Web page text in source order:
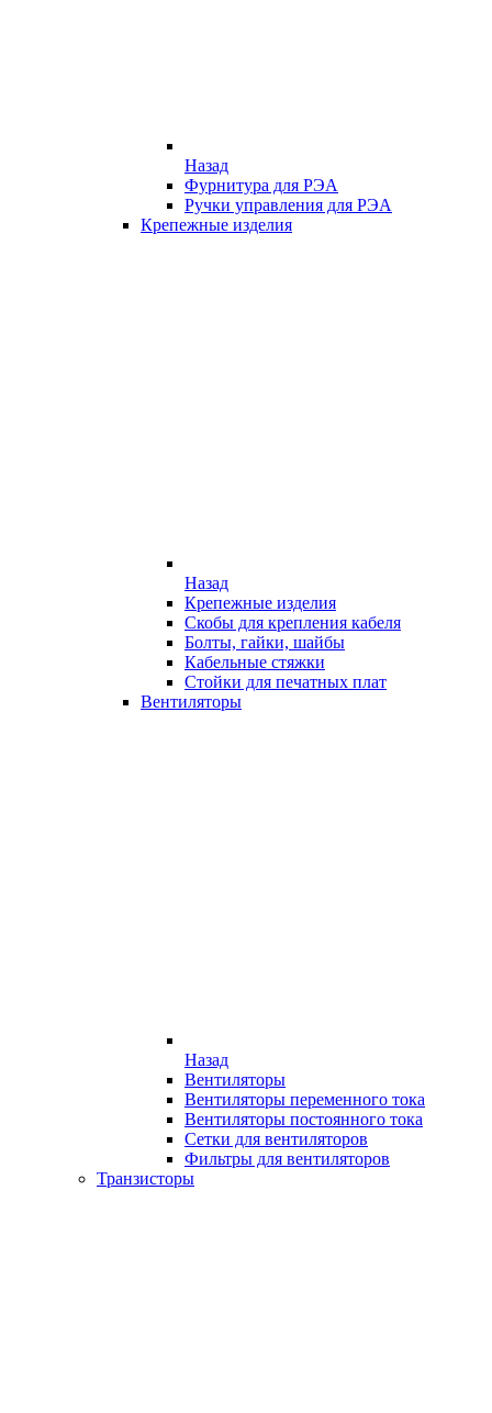
Назад
Фурнитура для РЭА
Ручки управления для РЭА
Крепежные изделия
Назад
Крепежные изделия
Скобы для крепления кабеля
Болты, гайки, шайбы
Кабельные стяжки
Стойки для печатных плат
Вентиляторы
Назад
Вентиляторы
Вентиляторы переменного тока
Вентиляторы постоянного тока
Сетки для вентиляторов
Фильтры для вентиляторов
Транзисторы